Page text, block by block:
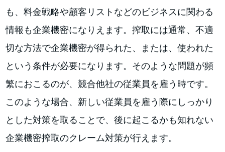
も、料金戦略や顧客リストなどのビジネスに関わる
情報も企業機密になりえます。搾取には通常、不適
切な方法で企業機密が得られた、または、使われた
という条件が必要になります。そのような問題が頻
繁におこるのが、競合他社の従業員を雇う時です。
このような場合、新しい従業員を雇う際にしっかり
とした対策を取ることで、後に起こるかも知れない
企業機密搾取のクレーム対策が行えます。